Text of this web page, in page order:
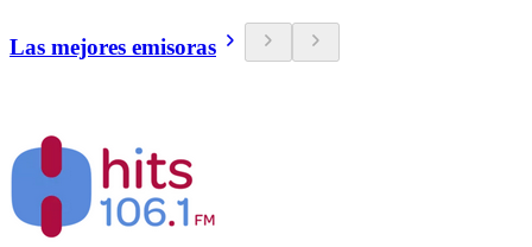
Las mejores emisoras